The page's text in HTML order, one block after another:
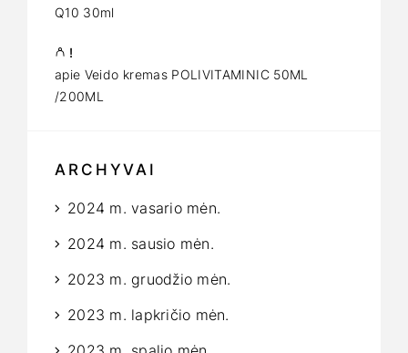
Q10 30ml
!
apie Veido kremas POLIVITAMINIC 50ML
/200ML
ARCHYVAI
2024 m. vasario mėn.
2024 m. sausio mėn.
2023 m. gruodžio mėn.
2023 m. lapkričio mėn.